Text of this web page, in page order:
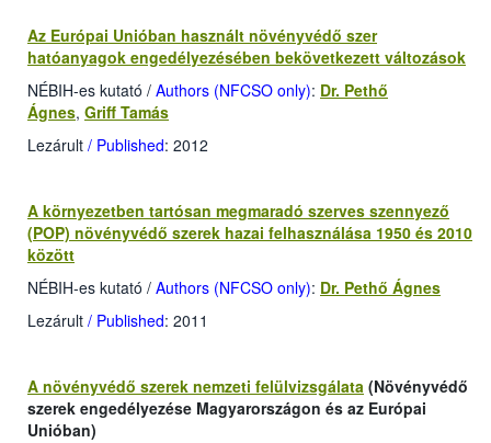
Az Európai Unióban használt növényvédő szer
hatóanyagok engedélyezésében bekövetkezett változások
NÉBIH-es kutató / Authors (NFCSO only): Dr. Pethő
Ágnes, Griff Tamás
Lezárult / Published: 2012
A környezetben tartósan megmaradó szerves szennyező
(POP) növényvédő szerek hazai felhasználása 1950 és 2010
között
NÉBIH-es kutató / Authors (NFCSO only): Dr. Pethő Ágnes
Lezárult / Published: 2011
A növényvédő szerek nemzeti felülvizsgálata (Növényvédő
szerek engedélyezése Magyarországon és az Európai
Unióban)